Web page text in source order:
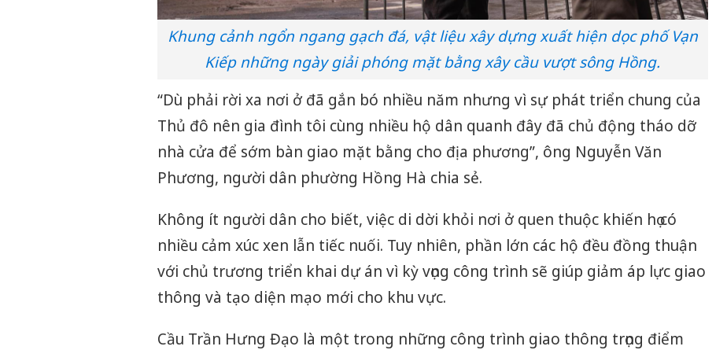
Khung cảnh ngổn ngang gạch đá, vật liệu xây dựng xuất hiện dọc phố Vạn
Kiếp những ngày giải phóng mặt bằng xây cầu vượt sông Hồng.
“Dù phải rời xa nơi ở đã gắn bó nhiều năm nhưng vì sự phát triển chung của
Thủ đô nên gia đình tôi cùng nhiều hộ dân quanh đây đã chủ động tháo dỡ
nhà cửa để sớm bàn giao mặt bằng cho địa phương”, ông Nguyễn Văn
Phương, người dân phường Hồng Hà chia sẻ.
Không ít người dân cho biết, việc di dời khỏi nơi ở quen thuộc khiến họ có
nhiều cảm xúc xen lẫn tiếc nuối. Tuy nhiên, phần lớn các hộ đều đồng thuận
với chủ trương triển khai dự án vì kỳ vọng công trình sẽ giúp giảm áp lực giao
thông và tạo diện mạo mới cho khu vực.
Cầu Trần Hưng Đạo là một trong những công trình giao thông trọng điểm